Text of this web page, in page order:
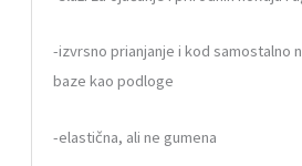
-izvrsno prianjanje i kod samostalno
baze kao podloge
-elastična, ali ne gumena